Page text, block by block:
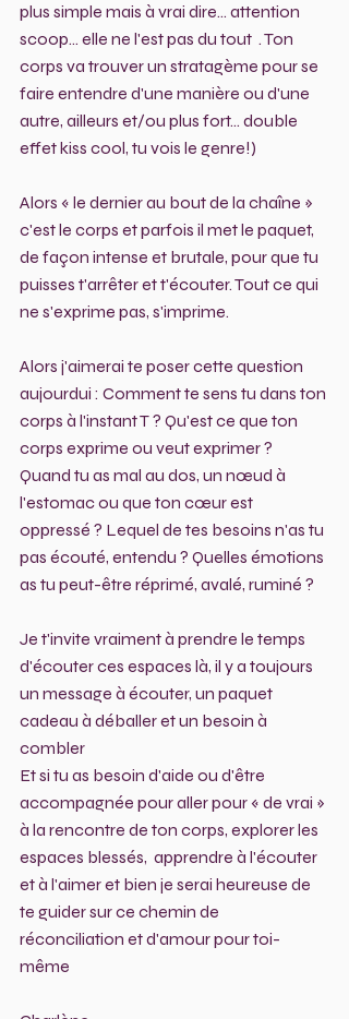
plus simple mais à vrai dire... attention
scoop... elle ne l'est pas du tout  . Ton
corps va trouver un stratagème pour se
faire entendre d'une manière ou d'une
autre, ailleurs et/ou plus fort... double
effet kiss cool, tu vois le genre!)
Alors « le dernier au bout de la chaîne »
c'est le corps et parfois il met le paquet,
de façon intense et brutale, pour que tu
puisses t'arrêter et t'écouter. Tout ce qui
ne s'exprime pas, s'imprime.
Alors j'aimerai te poser cette question
aujourdui : Comment te sens tu dans ton
corps à l'instant T ? Qu'est ce que ton
corps exprime ou veut exprimer ?
Quand tu as mal au dos, un nœud à
l'estomac ou que ton cœur est
oppressé ? Lequel de tes besoins n'as tu
pas écouté, entendu ? Quelles émotions
as tu peut-être réprimé, avalé, ruminé ?
Je t'invite vraiment à prendre le temps
d'écouter ces espaces là, il y a toujours
un message à écouter, un paquet
cadeau à déballer et un besoin à
combler
Et si tu as besoin d'aide ou d'être
accompagnée pour aller pour « de vrai »
à la rencontre de ton corps, explorer les
espaces blessés,  apprendre à l'écouter
et à l'aimer et bien je serai heureuse de
te guider sur ce chemin de
réconciliation et d'amour pour toi-
même